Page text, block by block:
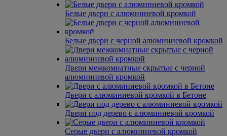
Белые двери с алюминиевой кромкой
Белые двери с черной алюминиевой кромкой
Двери межкомнатные скрытые с черной
алюминиевой кромкой
Двери с алюминиевой кромкой в Бетоне
Двери под дерево с алюминиевой кромкой
Серые двери с алюминиевой кромкой